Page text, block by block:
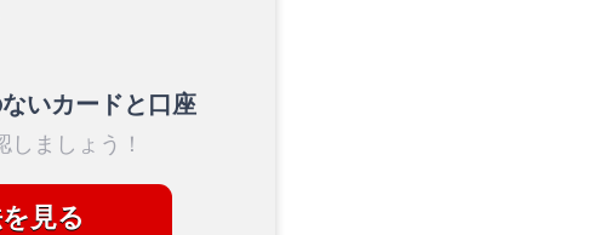
いカードと口座
ましょう！
見る